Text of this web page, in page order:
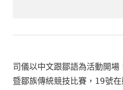
司儀以中文跟鄒語為活動開
暨鄒族傳統競技比賽，19號